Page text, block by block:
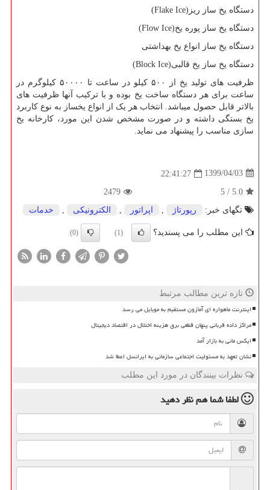
دستگاه یخ ساز ریز (Flake Ice)
دستگاه یخ ساز پوره یخ(Flow Ice)
دستگاه یخ ساز انواع یخ بهداشتی
دستگاه یخ ساز یخ قالبی(Block Ice)
ظرفیت های تولید یخ از ۵۰۰ کیلو در ساعت تا ۵۰۰۰۰ کیلوگرم در
ساعت برای هر دستگاه ساخت یخ بوده و با ترکیب آنها ظرفیت های
بالاتر قابل حصول میباشد. انتخاب هر یک از انواع یخساز به نوع کاربرد
یخ بستگی داشته و در صورت مشخص شدن این مورد، کارخانه یخ
سازی مناسب را پیشنهاد می نماید.
1399/04/03
22:41:27
5.0
/
5
2479
تگهای خبر:
رپورتاژ اپراتور الكترونیكی خدمات
این مطلب را می پسندید؟ (1)
(0)
تازه ترین مطالب مرتبط
اینترنت ماهواره ای آمازون مستقیم به موبایل می رسد
مراکز داده قربانی پنهان قطعی برق هزینه اختلال در اقتصاد دیجیتال
ایکس مانی به بازار آمد
نشان تعهد به مسئولیت اجتماعی سازمانی به ایرانسل اعطا شد
نظرات بینندگان در مورد این مطلب
لطفا شما همنظر دهید